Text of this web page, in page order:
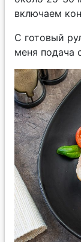
включаем
С готовый
меня подача